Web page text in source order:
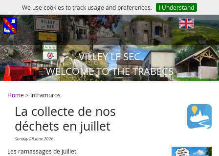
We use cookies to track usage and preferences. I Understand
en
VILLEY LE SEC
WELCOME TO THE TRABECS
Home> Intramuros
La collecte de nos
déchets en juillet
Sunday 28 June 2026
Les ramassages de juillet